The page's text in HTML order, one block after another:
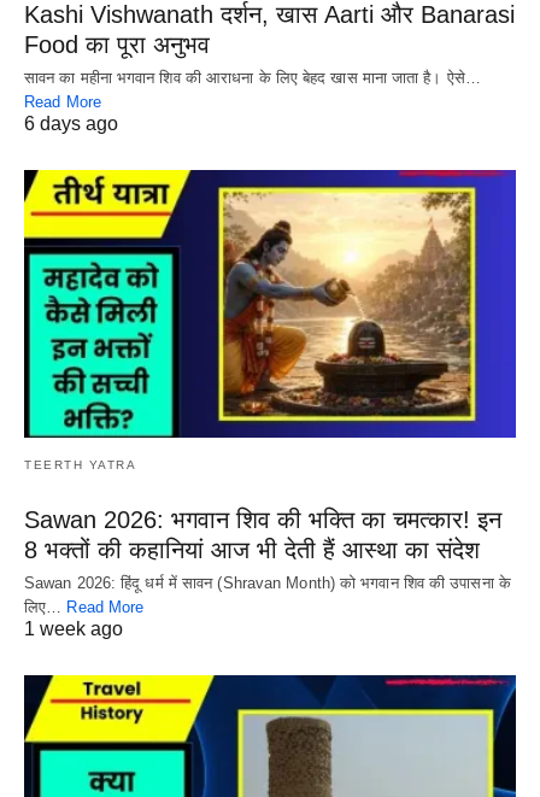
Kashi Vishwanath दर्शन, खास Aarti और Banarasi
Food का पूरा अनुभव
सावन का महीना भगवान शिव की आराधना के लिए बेहद खास माना जाता है। ऐसे…
Read More
6 days ago
TEERTH YATRA
Sawan 2026: भगवान शिव की भक्ति का चमत्कार! इन
8 भक्तों की कहानियां आज भी देती हैं आस्था का संदेश
Sawan 2026: हिंदू धर्म में सावन (Shravan Month) को भगवान शिव की उपासना के
लिए…
Read More
1 week ago